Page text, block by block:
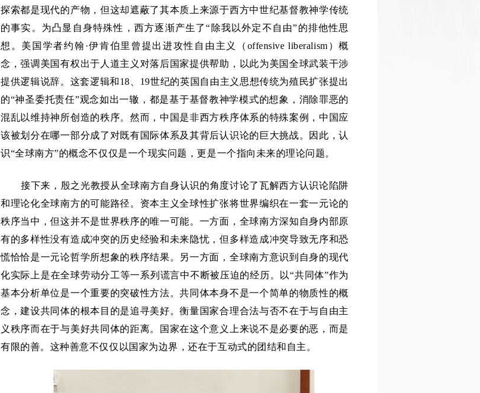
探索都是现代的产物，但这却遮蔽了其本质上来源于西方中世纪基督教神学传统
的事实。为凸显自身特殊性，西方逐渐产生了“除我以外定不自由”的排他性思
想。美国学者约翰·伊肯伯里曾提出进攻性自由主义（offensive liberalism）概
念，强调美国有权出于人道主义对落后国家提供帮助，以此为美国全球武装干涉
提供逻辑说辞。这套逻辑和18、19世纪的英国自由主义思想传统为殖民扩张提出
的“神圣委托责任”观念如出一辙，都是基于基督教神学模式的想象，消除罪恶的
混乱以维持神所创造的秩序。然而，中国是非西方秩序体系的特殊案例，中国应
该被划分在哪一部分成了对既有国际体系及其背后认识论的巨大挑战。因此，认
识“全球南方”的概念不仅仅是一个现实问题，更是一个指向未来的理论问题。
接下来，殷之光教授从全球南方自身认识的角度讨论了瓦解西方认识论陷阱
和理论化全球南方的可能路径。资本主义全球性扩张将世界编织在一套一元论的
秩序当中，但这并不是世界秩序的唯一可能。一方面，全球南方深知自身内部原
有的多样性没有造成冲突的历史经验和未来隐忧，但多样造成冲突导致无序和恐
慌恰恰是一元论哲学所想象的秩序结果。另一方面，全球南方意识到自身的现代
化实际上是在全球劳动分工等一系列谎言中不断被压迫的经历。以“共同体”作为
基本分析单位是一个重要的突破性方法。共同体本身不是一个简单的物质性的概
念，建设共同体的根本目的是追寻美好。衡量国家合理合法与否不在于与自由主
义秩序而在于与美好共同体的距离。国家在这个意义上来说不是必要的恶，而是
有限的善。这种善意不仅仅以国家为边界，还在于互动式的团结和自主。